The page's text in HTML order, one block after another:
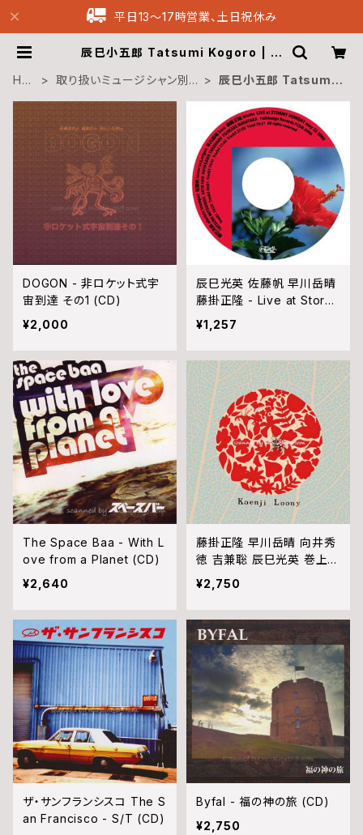
平日13〜17時営業、土日祝休み
辰巳小五郎 Tatsumi Kogoro | M
HO
取り扱いミュージシャン別
辰巳小五郎 Tatsumi
DOGON - 非ロケット式宇
宙到達 その1 (CD)
¥2,000
辰巳光英 佐藤帆 早川岳晴
藤掛正隆 - Live at Storm
y Monday (CD)
¥1,257
The Space Baa - With L
ove from a Planet (CD)
¥2,640
藤掛正隆 早川岳晴 向井秀
徳 吉兼聡 辰巳光英 巻上公
一 - Koenji Loony: from
Gakeppuchi Session (C
¥2,750
ザ・サンフランシスコ The S
an Francisco - S/T (CD)
Byfal - 福の神の旅 (CD)
¥2,750